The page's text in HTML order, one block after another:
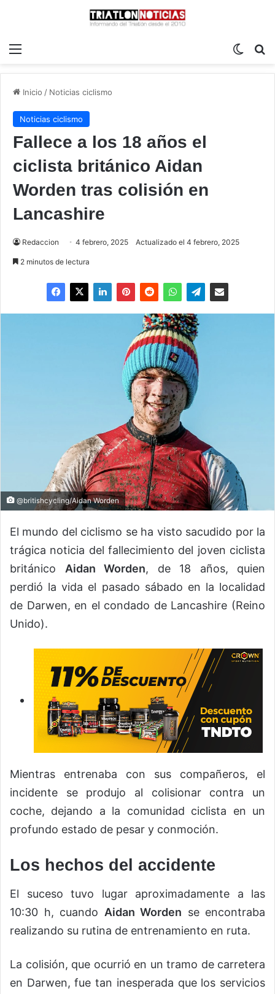
Inicio / Noticias ciclismo
Noticias ciclismo
Fallece a los 18 años el
ciclista británico Aidan
Worden tras colisión en
Lancashire
Redaccion 4 febrero, 2025 Actualizado el 4 febrero, 2025
2 minutos de lectura
@britishcycling/Aidan Worden
El mundo del ciclismo se ha visto sacudido por la
trágica noticia del fallecimiento del joven ciclista
británico Aidan Worden, de 18 años, quien
perdió la vida el pasado sábado en la localidad
de Darwen, en el condado de Lancashire (Reino
Unido).
Mientras entrenaba con sus compañeros, el
incidente se produjo al colisionar contra un
coche, dejando a la comunidad ciclista en un
profundo estado de pesar y conmoción.
Los hechos del accidente
El suceso tuvo lugar aproximadamente a las
10:30 h, cuando Aidan Worden se encontraba
realizando su rutina de entrenamiento en ruta.
La colisión, que ocurrió en un tramo de carretera
en Darwen, fue tan inesperada que los servicios